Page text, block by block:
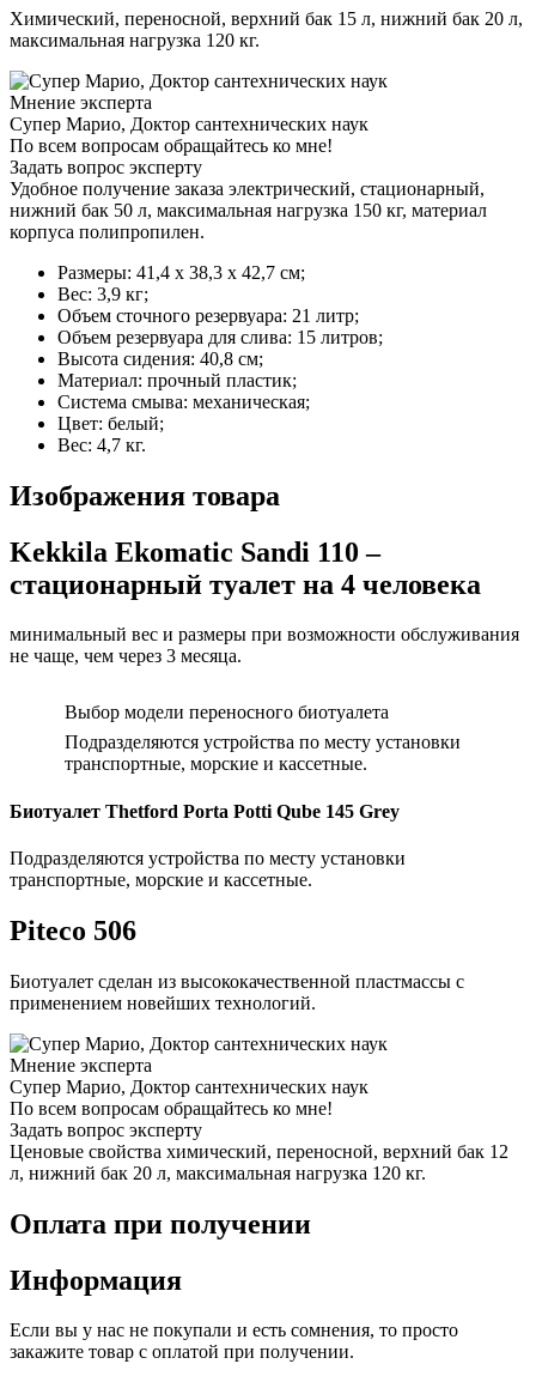
Химический, переносной, верхний бак 15 л, нижний бак 20 л,
максимальная нагрузка 120 кг.
Мнение эксперта
Супер Марио, Доктор сантехнических наук
По всем вопросам обращайтесь ко мне!
Задать вопрос эксперту
Удобное получение заказа электрический, стационарный,
нижний бак 50 л, максимальная нагрузка 150 кг, материал
корпуса полипропилен.
Размеры: 41,4 х 38,3 х 42,7 см;
Вес: 3,9 кг;
Объем сточного резервуара: 21 литр;
Объем резервуара для слива: 15 литров;
Высота сидения: 40,8 см;
Материал: прочный пластик;
Система смыва: механическая;
Цвет: белый;
Вес: 4,7 кг.
Изображения товара
Kekkila Ekomatic Sandi 110 –
стационарный туалет на 4 человека
минимальный вес и размеры при возможности обслуживания
не чаще, чем через 3 месяца.
Выбор модели переносного биотуалета
Подразделяются устройства по месту установки
транспортные, морские и кассетные.
Биотуалет Thetford Porta Potti Qube 145 Grey
Подразделяются устройства по месту установки
транспортные, морские и кассетные.
Piteco 506
Биотуалет сделан из высококачественной пластмассы с
применением новейших технологий.
Мнение эксперта
Супер Марио, Доктор сантехнических наук
По всем вопросам обращайтесь ко мне!
Задать вопрос эксперту
Ценовые свойства химический, переносной, верхний бак 12
л, нижний бак 20 л, максимальная нагрузка 120 кг.
Оплата при получении
Информация
Если вы у нас не покупали и есть сомнения, то просто
закажите товар с оплатой при получении.